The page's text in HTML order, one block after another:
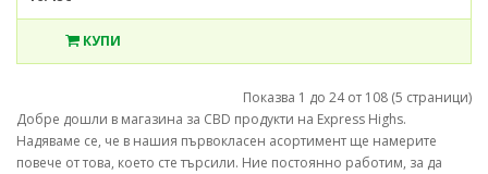
КУПИ
Показва 1 до 24 от 108 (5 страници)
Добре дошли в магазина за CBD продукти на Express Highs.
Надяваме се, че в нашия първокласен асортимент ще намерите
повече от това, което сте търсили. Ние постоянно работим, за да